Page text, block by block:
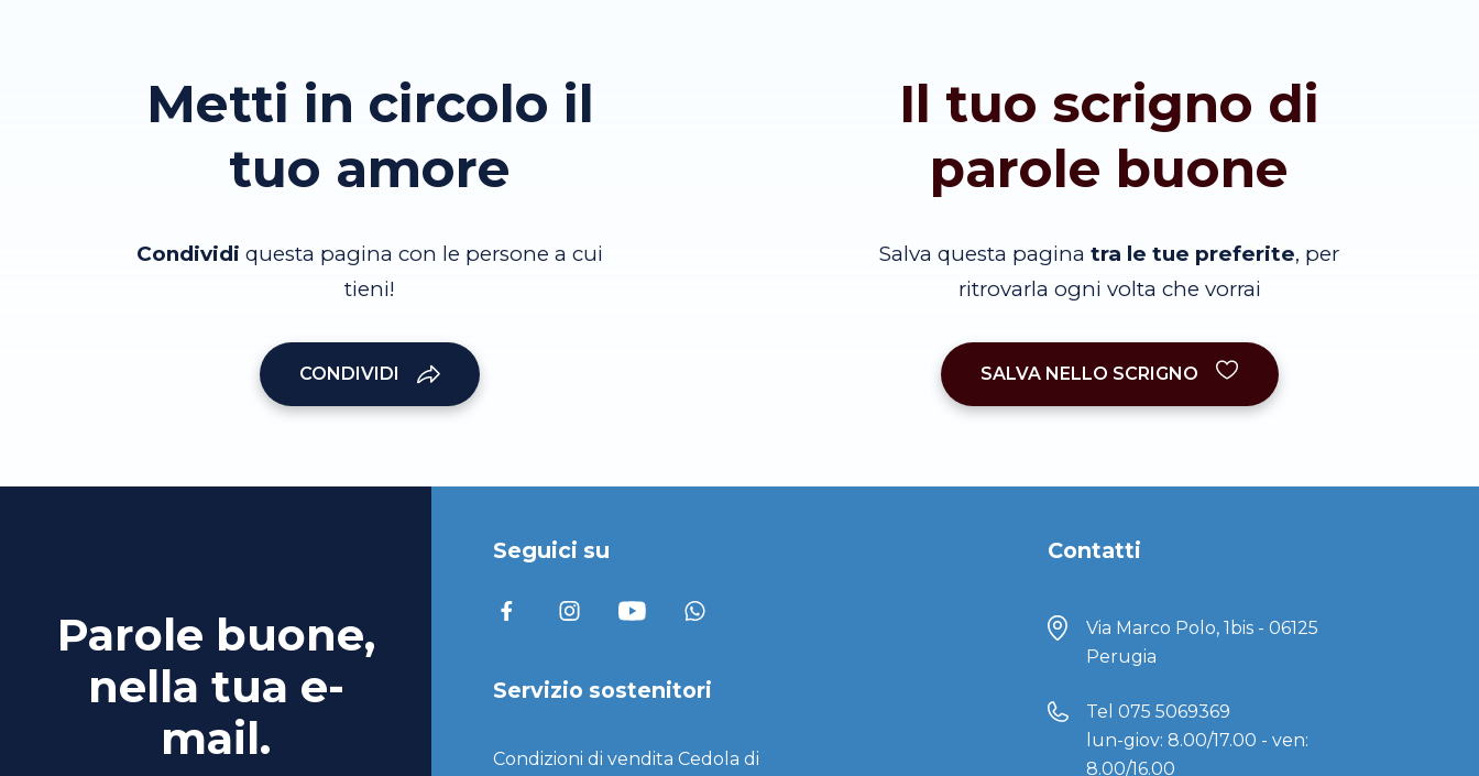
Metti in circolo il
tuo amore
Condividi questa pagina con le persone a cui
tieni!
CONDIVIDI
Il tuo scrigno di
parole buone
Salva questa pagina tra le tue preferite, per
ritrovarla ogni volta che vorrai
SALVA NELLO SCRIGNO
Parole buone,
nella tua e-
mail.
Seguici su
Servizio sostenitori
Condizioni di vendita Cedola di
Contatti
Via Marco Polo, 1bis - 06125
Perugia
Tel 075 5069369
lun-giov: 8.00/17.00 - ven:
8.00/16.00